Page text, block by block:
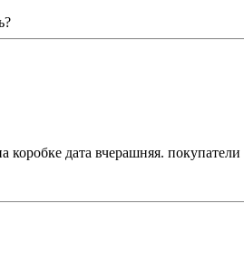
коробке дата вчерашняя.